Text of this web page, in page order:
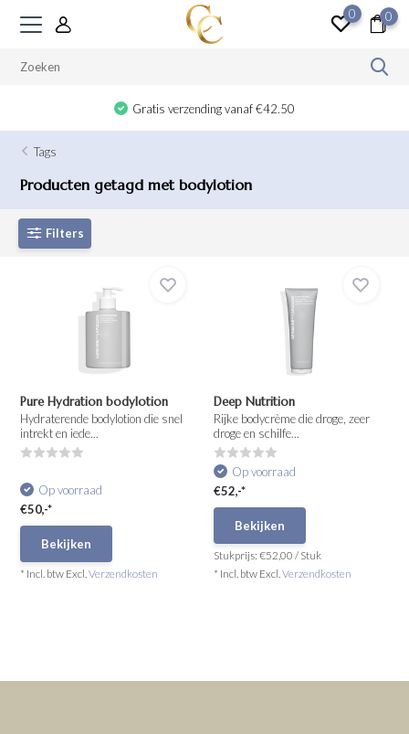
0 0
Gratis verzending vanaf €42.50
Tags
Producten getagd met bodylotion
Filters
Pure Hydration bodylotion
Hydraterende bodylotion die snel
intrekt en iede...
Op voorraad
€50,-*
Bekijken
* Incl. btw Excl.Verzendkosten
Deep Nutrition
Rijke bodycrème die droge, zeer
droge en schilfe...
Op voorraad
€52,-*
Bekijken
Stukprijs: €52,00 / Stuk
* Incl. btw Excl.Verzendkosten